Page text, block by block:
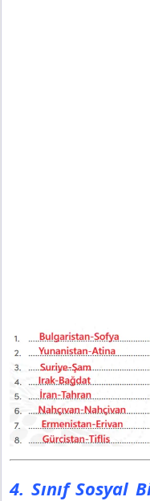
4. Sınıf Sosyal